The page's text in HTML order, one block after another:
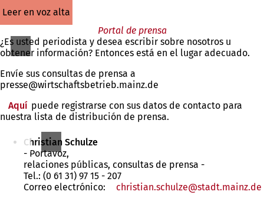
leer en voz alta
Portal de prensa
¿Es usted periodista y desea escribir sobre nosotros u
obtener información? Entonces está en el lugar adecuado.
Envíe sus consultas de prensa a
presse
wirtschaftsbetrieb.mainz de
Aquí puede registrarse con sus datos de contacto para
nuestra lista de distribución de prensa.
Christian Schulze
- Portavoz,
relaciones públicas, consultas de prensa -
Tel.: (0 61 31) 97 15 - 207
Correo electrónico:
christian.schulze stadt.mainz de